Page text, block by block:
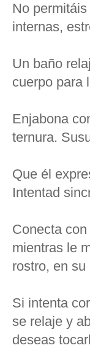
No
internas,
Un baño
cuerpo para
Enjabona
ternura.
Que él
Intentad
Conecta
mientras le
rostro, en su
Si intenta
se relaje y
deseas